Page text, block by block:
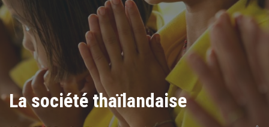
La société thaïlandaise